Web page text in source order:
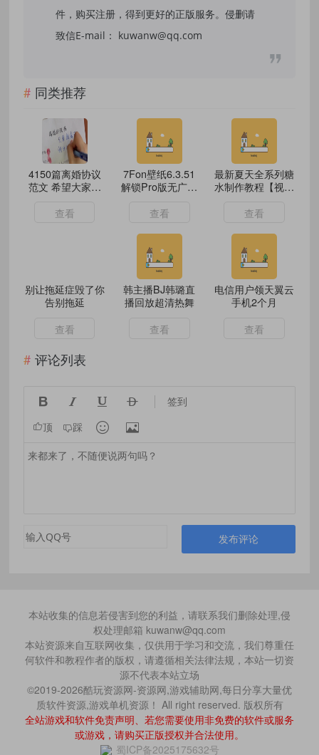
件，购买注册，得到更好的正版服务。侵删请
致信E-mail： kuwanw@qq.com
同类推荐
4150篇离婚协议
范文 希望大家永
查看
7Fon壁纸6.3.51
解锁Pro版无广告
7Fon壁纸6.3.51
超12万张高清壁纸
查看
最新夏天全系列糖
水制作教程【视频
查看
别让拖延症毁了你
告别拖延
查看
韩主播BJ韩璐直
播回放超清热舞
查看
电信用户领天翼云
手机2个月
查看
评论列表
    签到
顶 踩  
发布评论
本站收集的信息若侵害到您的利益，请联系我们删除处理,侵
权处理邮箱 kuwanw@qq.com
本站资源来自互联网收集，仅供用于学习和交流，我们尊重任
何软件和教程作者的版权，请遵循相关法律法规，本站一切资
源不代表本站立场
©2019-2026酷玩资源网-资源网,游戏辅助网,每日分享大量优
质软件资源,游戏单机资源！ All right reserved. 版权所有
全站游戏和软件免责声明、若您需要使用非免费的软件或服务
或游戏，请购买正版授权并合法使用。
蜀ICP备2025175632号